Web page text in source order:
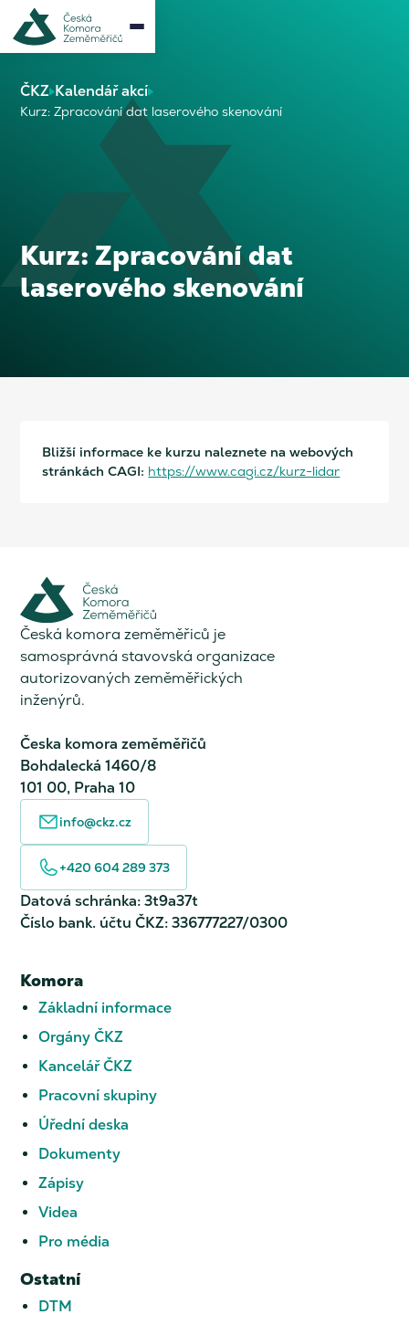
ČKZ Kalendář akcí
Kurz: Zpracování dat laserového skenování
Kurz: Zpracování dat
laserového skenování
Bližší informace ke kurzu naleznete na webových
stránkách CAGI: https://www.cagi.cz/kurz-lidar
Česká komora zeměměřiců je
samosprávná stavovská organizace
autorizovaných zeměměřických
inženýrů.
Česka komora zeměměřičů
Bohdalecká 1460/8
101 00, Praha 10
info@ckz.cz
+420 604 289 373
Datová schránka: 3t9a37t
Číslo bank. účtu ČKZ: 336777227/0300
Komora
Základní informace
Orgány ČKZ
Kancelář ČKZ
Pracovní skupiny
Úřední deska
Dokumenty
Zápisy
Videa
Pro média
Ostatní
DTM